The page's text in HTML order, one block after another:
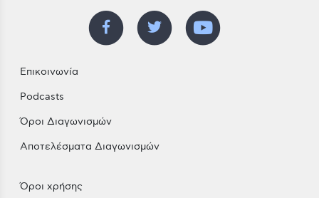
Επικοινωνία
Podcasts
Όροι Διαγωνισμών
Αποτελέσματα Διαγωνισμών
Όροι χρήσης